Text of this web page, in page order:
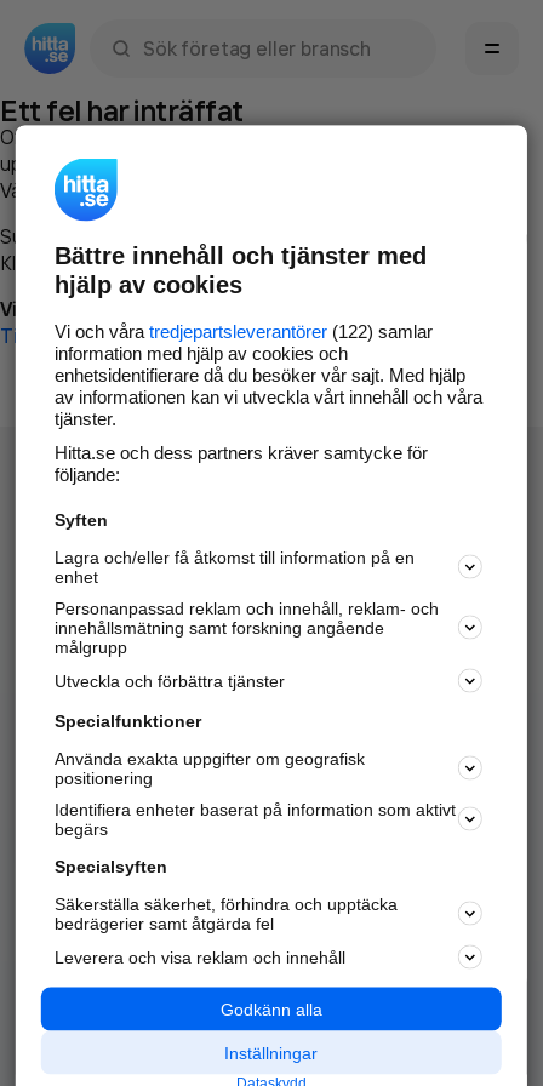
Ett fel har inträffat
Om du vill kan du
uppstod så att vi lättare och snabbare kan avhjälpa det.
Vänligen försök med följande:
Surfa till
Klicka påTillbaka-knappen i webbläsaren och försök igen
Vi beklagar besväret!
Till startsidan
Hitta.se - Gratis nummerupplysning.
Sök företag, personer och platser.
Hitta telefonnummer, adresser, företagsinfo mm.
Marknadsför företaget
Kom igång och annonsera mot
samarbetspartners nära dig.
Alla kategorier
Populära sökningar
API & Kartor
Annonsera
Integritet
Nödnummer
Bättre innehåll och tjänster med
hjälp av cookies
Vi och våra tredjepartsleverantörer(122) samlar
information med hjälp av cookies och
enhetsidentifierare då du besöker vår sajt. Med hjälp
av informationen kan vi utveckla vårt innehåll och våra
tjänster.
Hitta.se och dess partners kräver samtycke för
följande:
Syften
Lagra och/eller få åtkomst till information på en
enhet
Personanpassad reklam och innehåll, reklam- och
innehållsmätning samt forskning angående
målgrupp
Utveckla och förbättra tjänster
Specialfunktioner
Använda exakta uppgifter om geografisk
positionering
Identifiera enheter baserat på information som aktivt
begärs
Specialsyften
Säkerställa säkerhet, förhindra och upptäcka
bedrägerier samt åtgärda fel
Leverera och visa reklam och innehåll
Godkänn alla
Inställningar
Dataskydd